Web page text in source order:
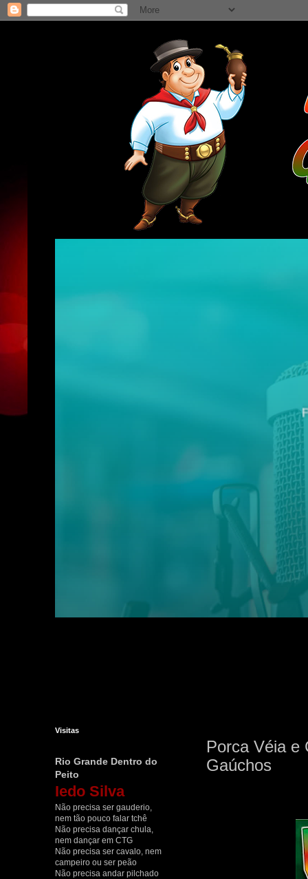
Porca Véia e
Gaúchos
Visitas
Rio Grande Dentro do
Peito
Iedo Silva
Não precisa ser gauderio,
nem tão pouco falar tchê
Não precisa dançar chula,
nem dançar em CTG
Não precisa ser cavalo, nem
campeiro ou ser peão
Não precisa andar pilchado